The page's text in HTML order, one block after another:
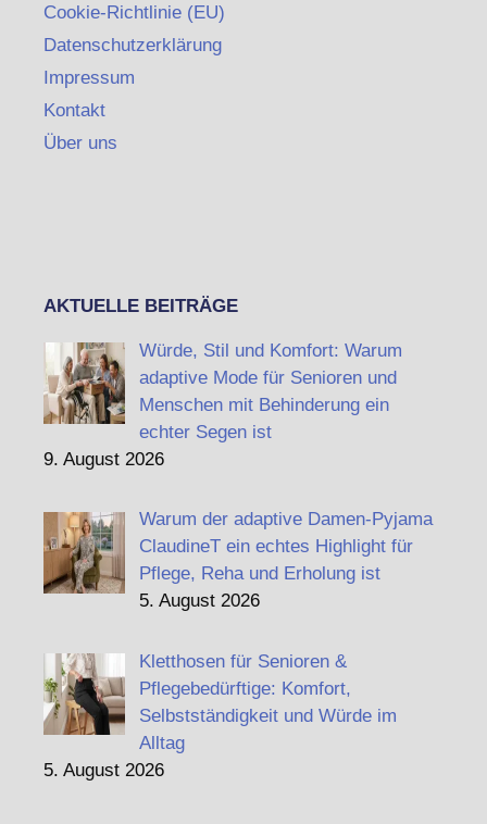
Cookie-Richtlinie (EU)
Datenschutzerklärung
Impressum
Kontakt
Über uns
AKTUELLE BEITRÄGE
Würde, Stil und Komfort: Warum
adaptive Mode für Senioren und
Menschen mit Behinderung ein
echter Segen ist
9. August 2026
Warum der adaptive Damen-Pyjama
ClaudineT ein echtes Highlight für
Pflege, Reha und Erholung ist
5. August 2026
Kletthosen für Senioren &
Pflegebedürftige: Komfort,
Selbstständigkeit und Würde im
Alltag
5. August 2026